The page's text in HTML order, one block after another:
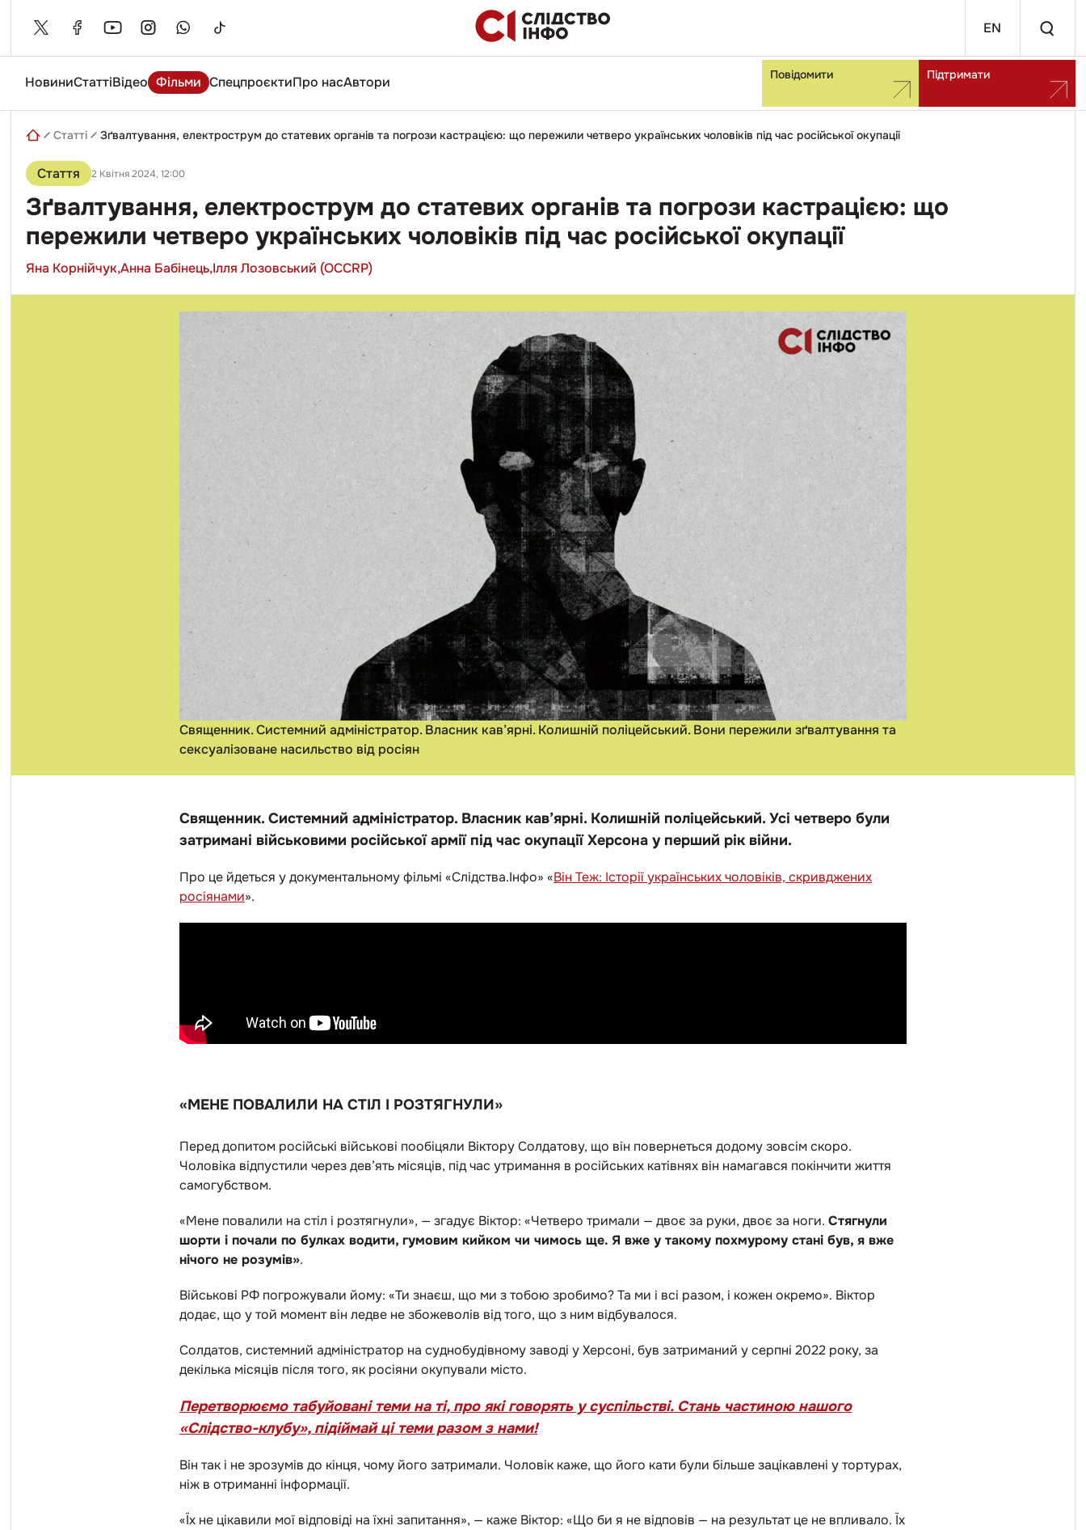
content EN
НовиниСтаттіВідео Фільми СпецпроєктиПро насАвтори Повідомити Підтримати
Введіть
Статті Зґвалтування, електрострум до статевих органів та погрози кастрацією: що пережили четверо українських чоловіків під час російської окупації
Стаття 2 Квітня 2024, 12:00
Зґвалтування, електрострум до статевих органів та погрози кастрацією: що
пережили четверо українських чоловіків під час російської окупації
Яна Корнійчук,Анна Бабінець,Ілля Лозовський (OCCRP)
Священник. Системний адміністратор. Власник кав’ярні. Колишній поліцейський. Вони пережили зґвалтування та
сексуалізоване насильство від росіян
Священник. Системний адміністратор. Власник кав’ярні. Колишній поліцейський. Усі четверо були
затримані військовими російської армії під час окупації Херсона у перший рік війни.
Про це йдеться у документальному фільмі «Слідства.Інфо» «Він Теж: Історії українських чоловіків, скривджених
росіянами».
«МЕНЕ ПОВАЛИЛИ НА СТІЛ І РОЗТЯГНУЛИ»
Перед допитом російські військові пообіцяли Віктору Солдатову, що він повернеться додому зовсім скоро.
Чоловіка відпустили через дев’ять місяців, під час утримання в російських катівнях він намагався покінчити життя
самогубством.
«Мене повалили на стіл і розтягнули», — згадує Віктор: «Четверо тримали — двоє за руки, двоє за ноги. Стягнули
шорти і почали по булках водити, гумовим кийком чи чимось ще. Я вже у такому похмурому стані був, я вже
нічого не розумів».
Військові РФ погрожували йому: «Ти знаєш, що ми з тобою зробимо? Та ми і всі разом, і кожен окремо». Віктор
додає, що у той момент він ледве не збожеволів від того, що з ним відбувалося.
Солдатов, системний адміністратор на суднобудівному заводі у Херсоні, був затриманий у серпні 2022 року, за
декілька місяців після того, як росіяни окупували місто.
Перетворюємо табуйовані теми на ті, про які говорять у суспільстві. Стань частиною нашого
«Слідство-клубу», підіймай ці теми разом з нами!
Він так і не зрозумів до кінця, чому його затримали. Чоловік каже, що його кати були більше зацікавлені у тортурах,
ніж в отриманні інформації.
«Їх не цікавили мої відповіді на їхні запитання», — каже Віктор: «Що би я не відповів — на результат це не впливало. Їх